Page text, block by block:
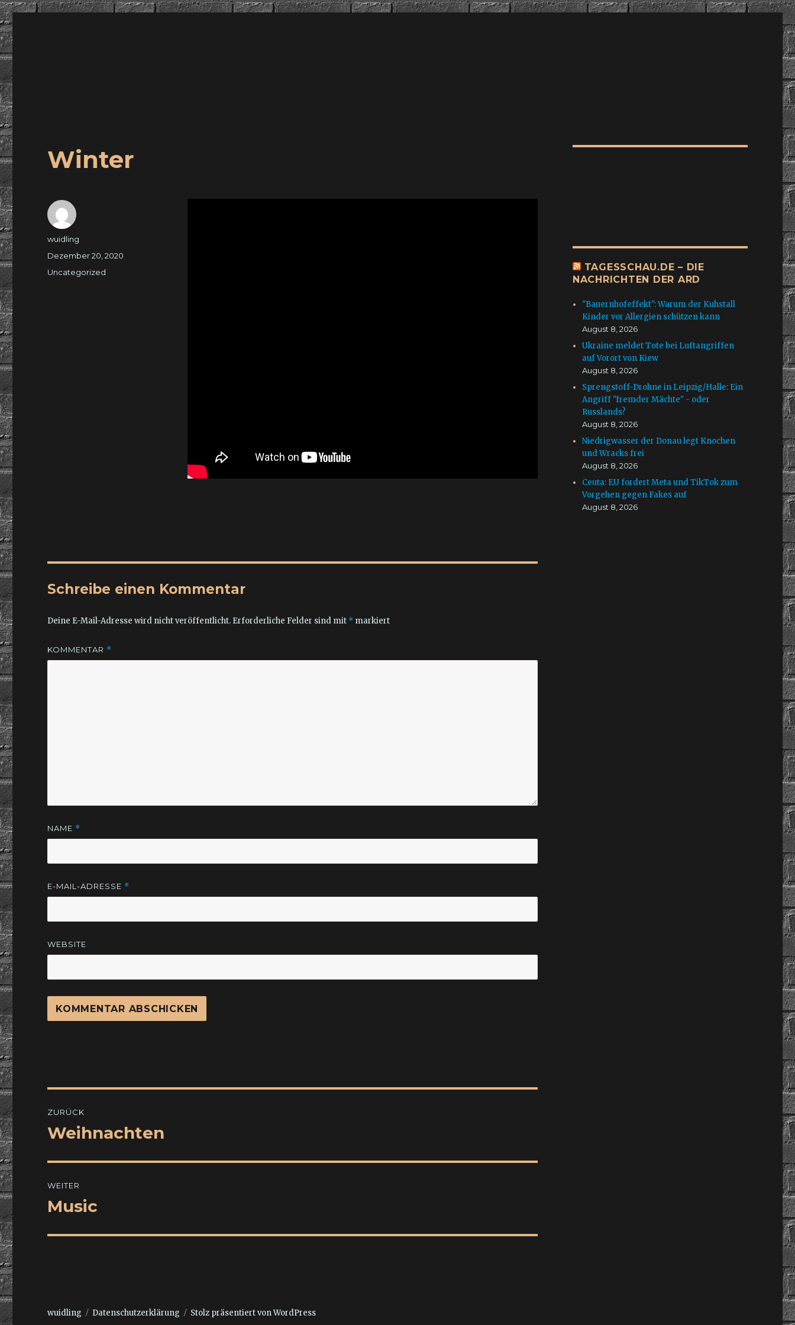
Winter
Autor
wuidling
Veröffentlicht
Dezember 20, 2020
Kategorien
Uncategorized
Schreibe einen Kommentar
Deine E-Mail-Adresse wird nicht veröffentlicht. Erforderliche Felder sind mit * markiert
KOMMENTAR *
NAME *
E-MAIL-ADRESSE *
WEBSITE
ZURÜCK
Vorheriger
Weihnachten
WEITER
Nächster
Music
TAGESSCHAU.DE – DIE
NACHRICHTEN DER ARD
"Bauernhofeffekt": Warum der Kuhstall
Kinder vor Allergien schützen kann
August 8, 2026
Ukraine meldet Tote bei Luftangriffen
auf Vorort von Kiew
August 8, 2026
Sprengstoff-Drohne in Leipzig/Halle: Ein
Angriff "fremder Mächte" - oder
Russlands?
August 8, 2026
Niedrigwasser der Donau legt Knochen
und Wracks frei
August 8, 2026
Ceuta: EU fordert Meta und TikTok zum
Vorgehen gegen Fakes auf
August 8, 2026
wuidling Datenschutzerklärung Stolz präsentiert von WordPress